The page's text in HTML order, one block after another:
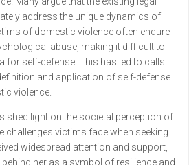
address the unique dynamics of
of domestic violence often endure
abuse, making it difficult to
for self-defense. This has led to calls
and application of self-defense
violence.
shed light on the societal perception of
challenges victims face when seeking
widespread attention and support,
her as a symbol of resilience and